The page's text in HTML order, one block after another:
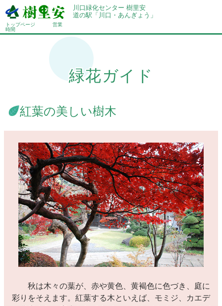
川口緑化センター 樹里安
道の駅「川口・あんぎょう」
トップページ
営業
時間
緑花ガイド
紅葉の美しい樹木
秋は木々の葉が、赤や黄色、黄褐色に色づき、庭に
彩りをそえます。紅葉する木といえば、モミジ、カエデ